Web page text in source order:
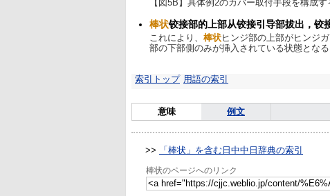
【図5B】具体例2のカバー取付手段を構成す
棒状铰接部的上部从铰接引导部拔出，铰
これにより、 棒状ヒンジ部の上部がヒンジ
部の下部側のみが挿入されている状態となる
索引トップ 用語の索引
意味 例文
>> 「棒状」を含む日中中日辞典の索引
棒状のページへのリンク